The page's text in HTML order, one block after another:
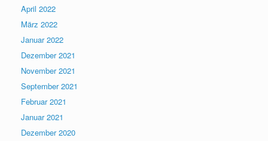
April 2022
März 2022
Januar 2022
Dezember 2021
November 2021
September 2021
Februar 2021
Januar 2021
Dezember 2020